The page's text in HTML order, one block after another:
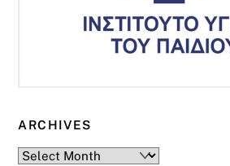
ARCHIVES
Archives